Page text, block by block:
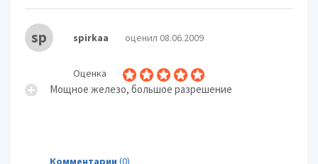
sp spirkaa оценил 08.06.2009
Оценка
Мощное железо, большое разрешение
Комментарии (0)